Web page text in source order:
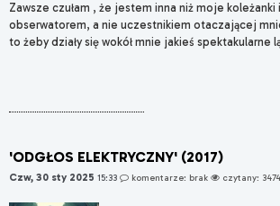
Zawsze czułam , że jestem inna niż moje koleżanki
obserwatorem, a nie uczestnikiem otaczającej
to żeby działy się wokół mnie jakieś spektakularne
'ODGŁOS ELEKTRYCZNY' (2017)
Czw, 30 sty 2025 15:33 komentarze: brak czytany: